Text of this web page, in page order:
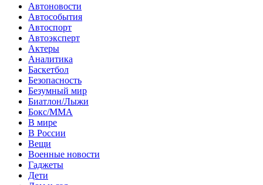
Автоновости
Автособытия
Автоспорт
Автоэксперт
Актеры
Аналитика
Баскетбол
Безопасность
Безумный мир
Биатлон/Лыжи
Бокс/MMA
В мире
В России
Вещи
Военные новости
Гаджеты
Дети